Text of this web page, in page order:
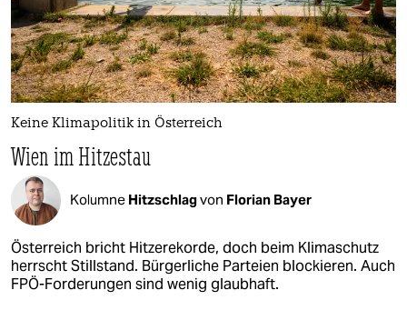
Keine Klimapolitik in Österreich
Wien im Hitzestau
Kolumne Hitzschlagvon Florian Bayer
Österreich bricht Hitzerekorde, doch beim Klimaschutz
herrscht Stillstand. Bürgerliche Parteien blockieren. Auch
FPÖ-Forderungen sind wenig glaubhaft.